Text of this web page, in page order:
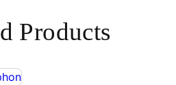
Products